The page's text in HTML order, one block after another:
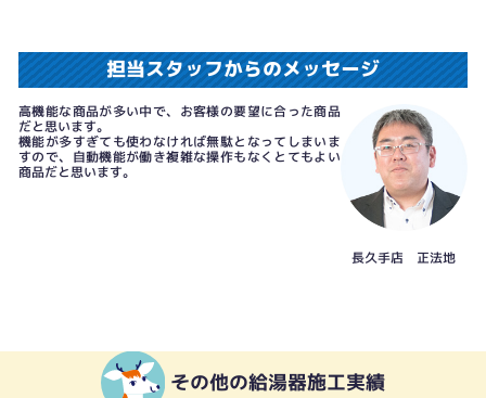
担当スタッフからのメッセージ
高機能な商品が多い中で、お客様の要望に合った商品
だと思います。
機能が多すぎても使わなければ無駄となってしまいま
すので、自動機能が働き複雑な操作もなくとてもよい
商品だと思います。
長久手店 正法地
その他の給湯器施工実績